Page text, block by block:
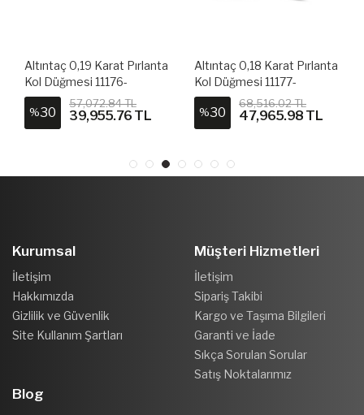
Altıntaç 0,19 Karat Pırlanta
Kol Düğmesi 11176-
PKD0001
%30
57,072.84 TL
39,955.76 TL
Altıntaç 0,18 Karat Pırlanta
Kol Düğmesi 11177-
PKD0002
%30
68,516.02 TL
47,965.98 TL
Kurumsal
İletişim
Hakkımızda
Gizlilik ve Güvenlik
Site Kullanım Şartları
Müşteri Hizmetleri
İletişim
Sipariş Takibi
Kargo ve Taşıma Bilgileri
Garanti ve İade
Sıkça Sorulan Sorular
Satış Noktalarımız
Blog